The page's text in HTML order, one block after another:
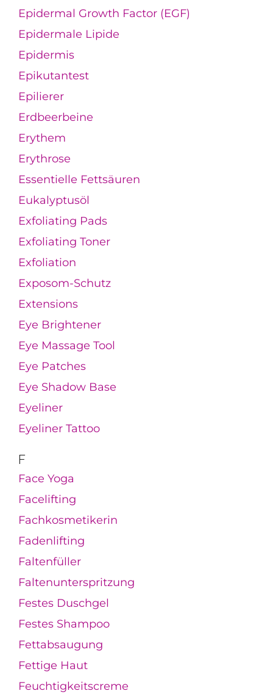
Epidermal Growth Factor (EGF)
Epidermale Lipide
Epidermis
Epikutantest
Epilierer
Erdbeerbeine
Erythem
Erythrose
Essentielle Fettsäuren
Eukalyptusöl
Exfoliating Pads
Exfoliating Toner
Exfoliation
Exposom-Schutz
Extensions
Eye Brightener
Eye Massage Tool
Eye Patches
Eye Shadow Base
Eyeliner
Eyeliner Tattoo
F
Face Yoga
Facelifting
Fachkosmetikerin
Fadenlifting
Faltenfüller
Faltenunterspritzung
Festes Duschgel
Festes Shampoo
Fettabsaugung
Fettige Haut
Feuchtigkeitscreme